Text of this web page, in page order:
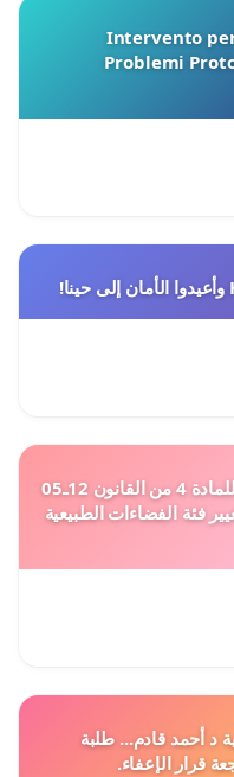
Intervento
Problemi
دعم ملف تفعيل النصوص التنظيمية للمادة 4 من القانون 12ـ05
فئة الفضاءات الطبيعية
د أحمد قادم... طلبة
قرار الإعفاء.